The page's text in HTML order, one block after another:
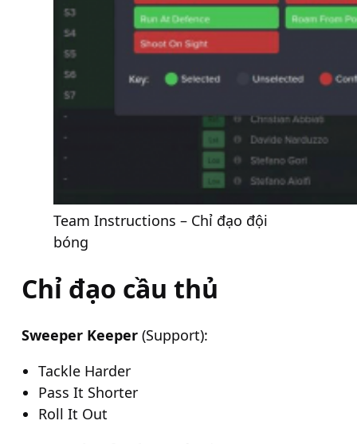
Team Instructions – Chỉ đạo đội
bóng
Chỉ đạo cầu thủ
Sweeper Keeper(Support):
Tackle Harder
Pass It Shorter
Roll It Out